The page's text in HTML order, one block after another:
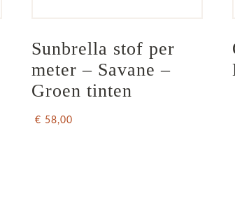
Sunbrella stof per
meter – Savane –
Groen tinten
€ 58,00